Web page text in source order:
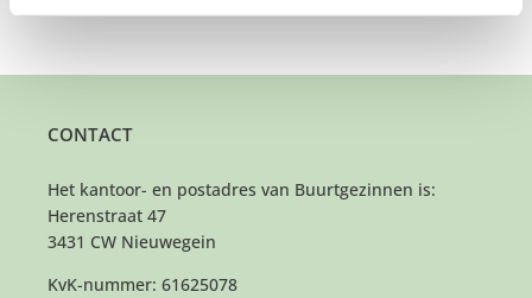
CONTACT
Het kantoor- en postadres van Buurtgezinnen is:
Herenstraat 47
3431 CW Nieuwegein
KvK-nummer: 61625078